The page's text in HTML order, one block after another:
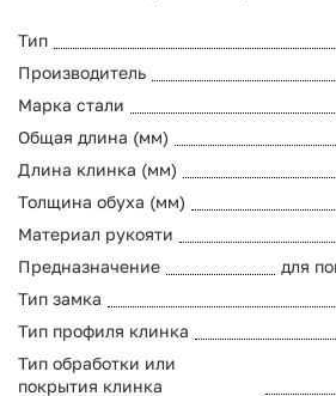
Тип
Производитель
Марка стали
Общая длина (мм)
Длина клинка (мм)
Толщина обуха (мм)
Материал рукояти
Предназначение
для
Тип замка
Тип профиля клинка
Тип обработки или
покрытия клинка